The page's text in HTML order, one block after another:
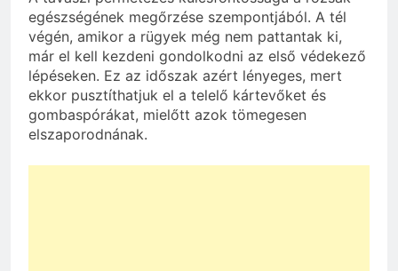
egészségének megőrzése szempontjából. A tél
végén, amikor a rügyek még nem pattantak ki,
már el kell kezdeni gondolkodni az első védekező
lépéseken. Ez az időszak azért lényeges, mert
ekkor pusztíthatjuk el a telelő kártevőket és
gombaspórákat, mielőtt azok tömegesen
elszaporodnának.